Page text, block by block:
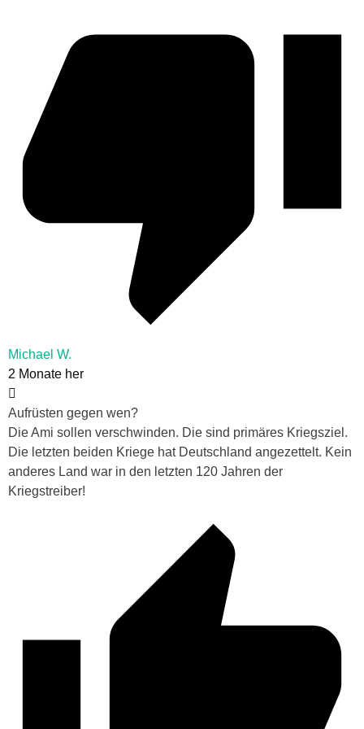
Michael W.
2 Monate her
Aufrüsten gegen wen?
Die Ami sollen verschwinden. Die sind primäres Kriegsziel.
Die letzten beiden Kriege hat Deutschland angezettelt. Kein
anderes Land war in den letzten 120 Jahren der
Kriegstreiber!